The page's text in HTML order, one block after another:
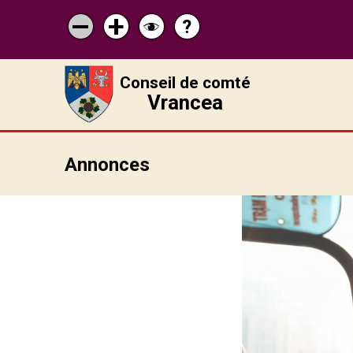
Micșorează
scrisul
Mărește
scrisul
Schimbă
contrastul
Pagina
de
ajutor
?
Conseil de comté
Vrancea
Annonces